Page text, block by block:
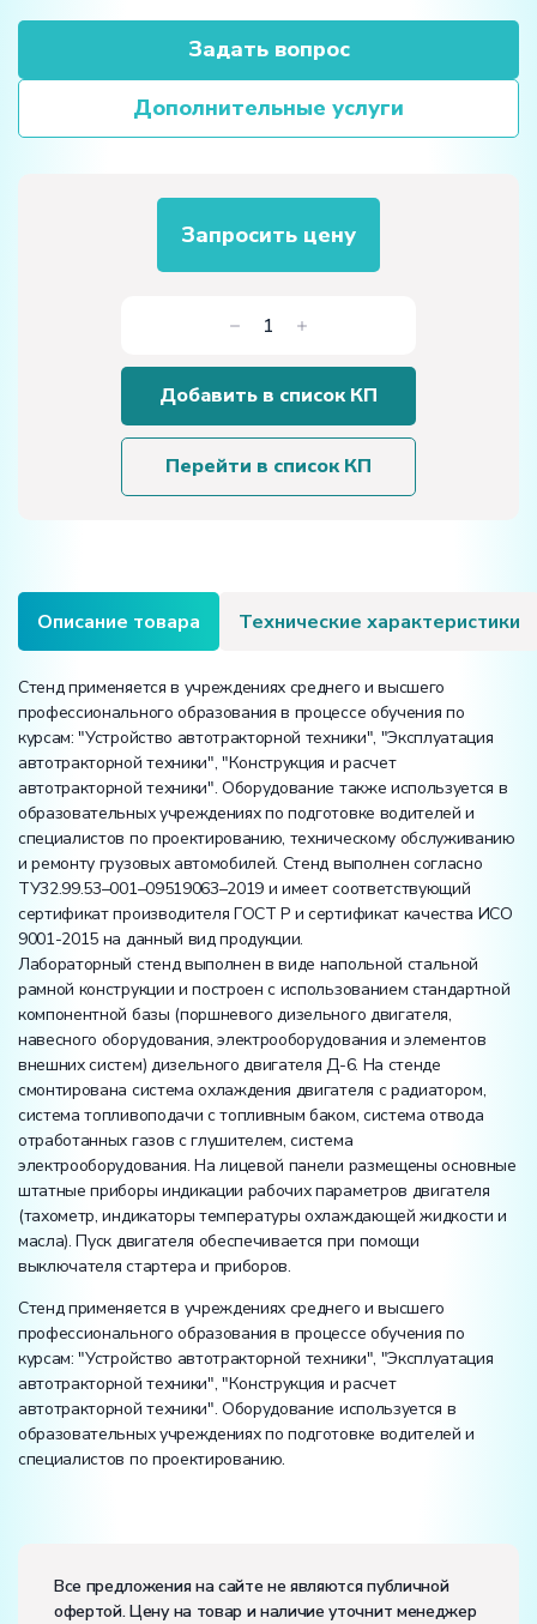
Задать вопрос
Дополнительные услуги
Запросить цену
Количество
товара
Учебный
стенд
«Лабораторный
комплекс
Добавить в список КП
Перейти в список КП
Описание товара Технические характеристики
Стенд применяется в учреждениях среднего и высшего
профессионального образования в процессе обучения по
курсам: "Устройство автотракторной техники", "Эксплуатация
автотракторной техники", "Конструкция и расчет
автотракторной техники". Оборудование также используется в
образовательных учреждениях по подготовке водителей и
специалистов по проектированию, техническому обслуживанию
и ремонту грузовых автомобилей. Стенд выполнен согласно
ТУ32.99.53–001–09519063–2019 и имеет соответствующий
сертификат производителя ГОСТ Р и сертификат качества ИСО
9001-2015 на данный вид продукции.
Лабораторный стенд выполнен в виде напольной стальной
рамной конструкции и построен с использованием стандартной
компонентной базы (поршневого дизельного двигателя,
навесного оборудования, электрооборудования и элементов
внешних систем) дизельного двигателя Д-6. На стенде
смонтирована система охлаждения двигателя с радиатором,
система топливоподачи с топливным баком, система отвода
отработанных газов с глушителем, система
электрооборудования. На лицевой панели размещены основные
штатные приборы индикации рабочих параметров двигателя
(тахометр, индикаторы температуры охлаждающей жидкости и
масла). Пуск двигателя обеспечивается при помощи
выключателя стартера и приборов.
Стенд применяется в учреждениях среднего и высшего
профессионального образования в процессе обучения по
курсам: "Устройство автотракторной техники", "Эксплуатация
автотракторной техники", "Конструкция и расчет
автотракторной техники". Оборудование используется в
образовательных учреждениях по подготовке водителей и
специалистов по проектированию.
Размеры (Д x Ш x В):
Электропитание:
Все предложения на сайте не являются публичной
офертой. Цену на товар и наличие уточнит менеджер